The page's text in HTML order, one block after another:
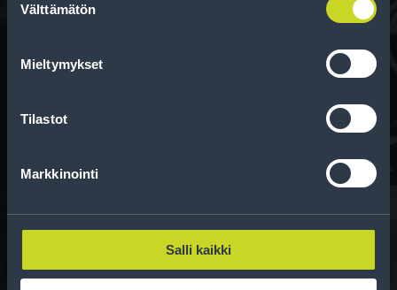
valinta
Välttämätön
Mieltymykset
Tilastot
Markkinointi
Salli kaikki
Rengasinfo